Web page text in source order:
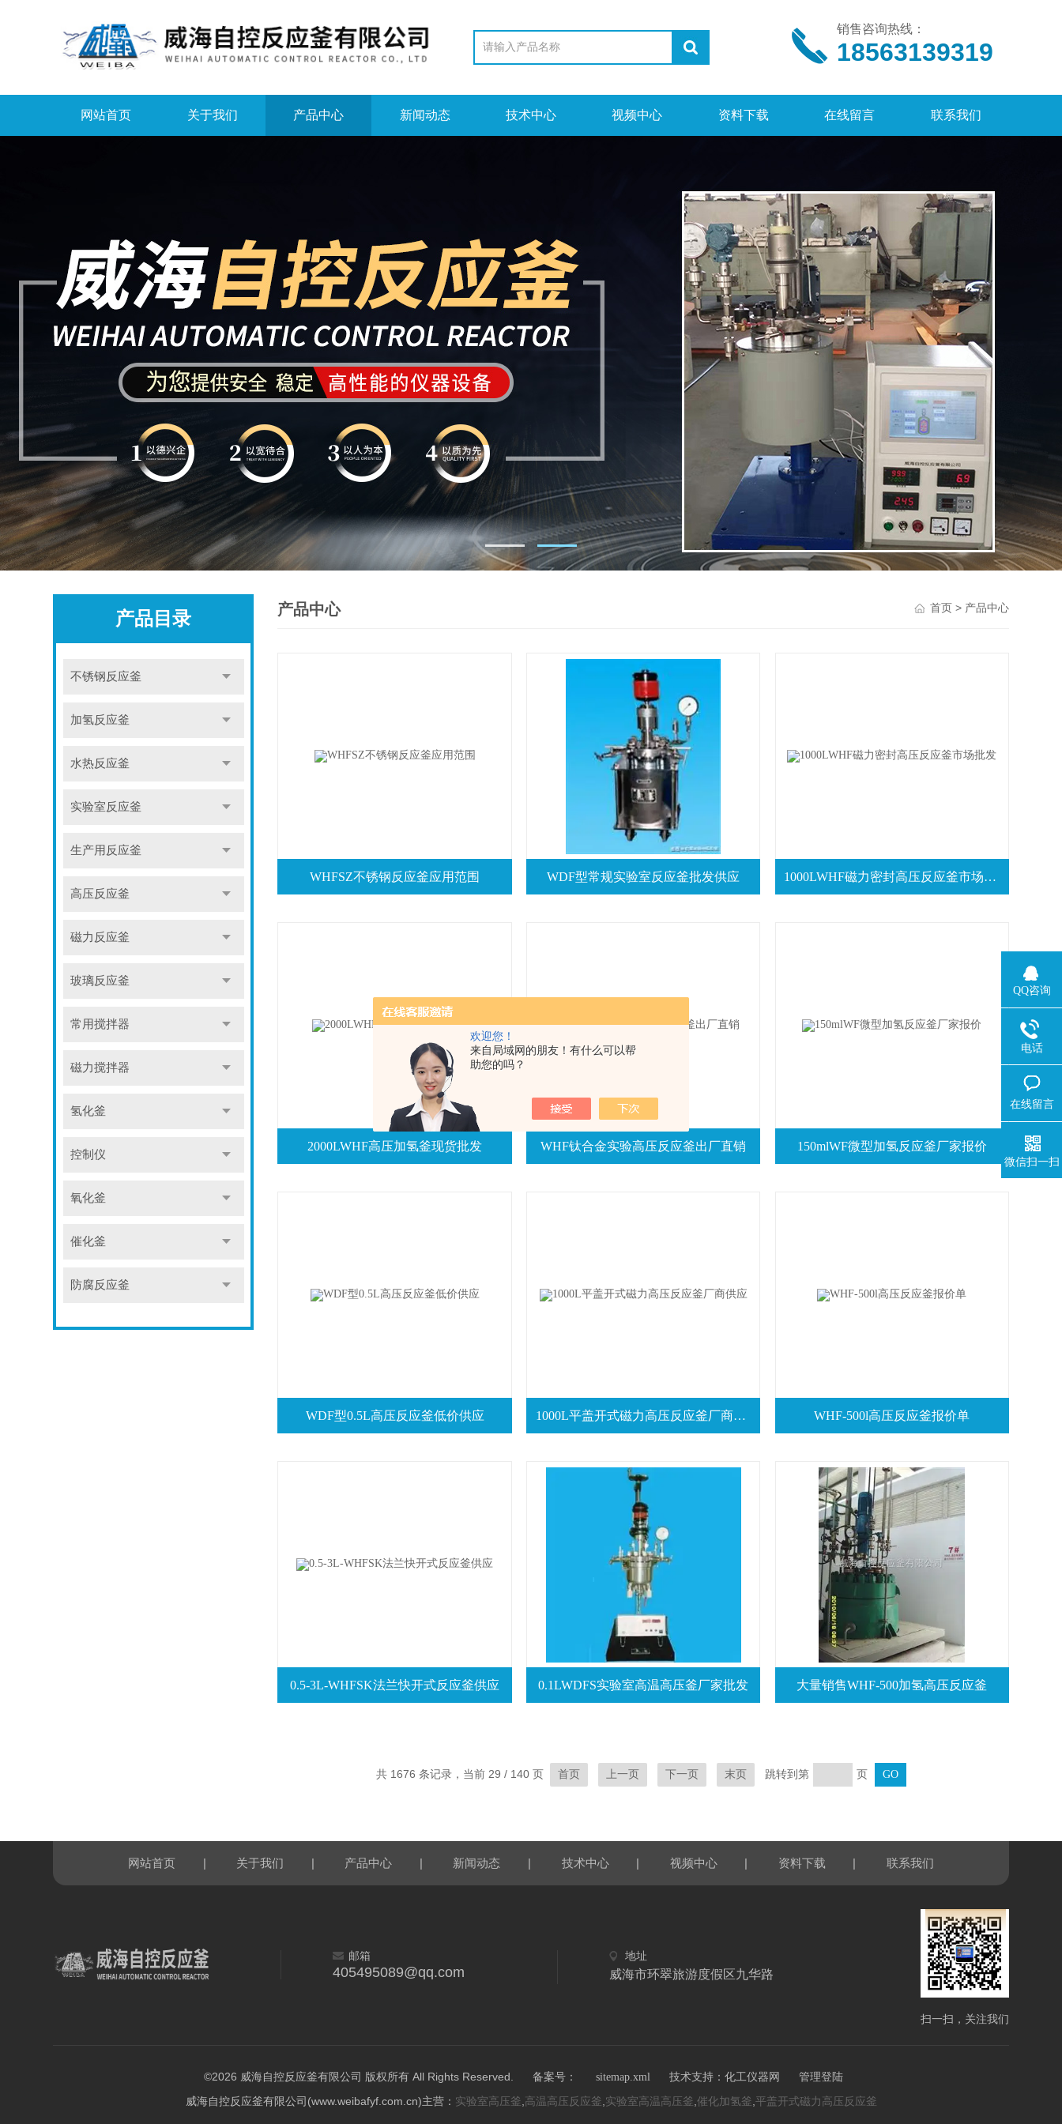
欢迎您！
来自局域网的朋友！有什么可以帮
助您的吗？
销售咨询热线：
18563139319
网站首页 关于我们 产品中心 新闻动态 技术中心 视频中心 资料下载 在线留言 联系我们
产品目录
不锈钢反应釜
加氢反应釜
水热反应釜
实验室反应釜
生产用反应釜
高压反应釜
磁力反应釜
玻璃反应釜
常用搅拌器
磁力搅拌器
氢化釜
控制仪
氧化釜
催化釜
防腐反应釜
产品中心 首页> 产品中心
WHFSZ不锈钢反应釜应用范围 WDF型常规实验室反应釜批发供应 1000LWHF磁力密封高压反应釜市场批发
2000LWHF高压加氢釜现货批发 WHF钛合金实验高压反应釜出厂直销 150mlWF微型加氢反应釜厂家报价
WDF型0.5L高压反应釜低价供应 1000L平盖开式磁力高压反应釜厂商供应 WHF-500l高压反应釜报价单
0.5-3L-WHFSK法兰快开式反应釜供应 0.1LWDFS实验室高温高压釜厂家批发 大量销售WHF-500加氢高压反应釜
共 1676 条记录，当前 29 / 140 页 首页 上一页 下一页 末页 跳转到第 页
网站首页 | 关于我们 | 产品中心 | 新闻动态 | 技术中心 | 视频中心 | 资料下载 | 联系我们
邮箱
405495089@qq.com
地址
威海市环翠旅游度假区九华路
扫一扫，关注我们
©2026 威海自控反应釜有限公司 版权所有 All Rights Reserved. 备案号： sitemap.xml 技术支持： 化工仪器网 管理登陆
威海自控反应釜有限公司(www.weibafyf.com.cn)主营： 实验室高压釜 高温高压反应釜 实验室高温高压釜 催化加氢釜 平盖开式磁力高压反应釜
QQ咨询
电话
在线留言
微信扫一扫